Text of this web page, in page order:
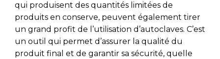
qui produisent des quantités limitées de
produits en conserve, peuvent également tirer
un grand profit de l’utilisation d’autoclaves. C’est
un outil qui permet d’assurer la qualité du
produit final et de garantir sa sécurité, quelle